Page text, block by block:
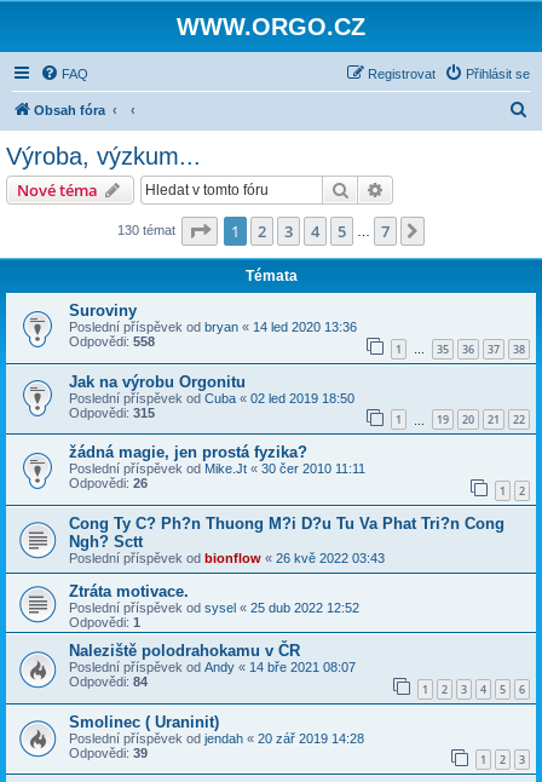
WWW.ORGO.CZ
FAQ Přihlásit se
Registrovat
Obsah fóra
Výroba, výzkum...
Nové téma Hledat
130 témat Stránka z
1 2 3 4 5 7
Témata
Suroviny
Poslední příspěvek od bryan « 14 led 2020 13:36
Odpovědi: 558 1 … 35 36 37 38
Jak na výrobu Orgonitu
Poslední příspěvek od Cuba « 02 led 2019 18:50
Odpovědi: 315 1 19 20 21 22
žádná magie, jen prostá fyzika?
Poslední příspěvek od Mike.Jt « 30 čer 2010 11:11
Odpovědi: 26 1 2
Cong Ty C? Ph?n Thuong M?i D?u Tu Va Phat Tri?n Cong
Ngh? Sctt
Poslední příspěvek od bionflow « 26 kvě 2022 03:43
Ztráta motivace.
Poslední příspěvek od sysel « 25 dub 2022 12:52
Odpovědi: 1
Naleziště polodrahokamu v ČR
Poslední příspěvek od Andy « 14 bře 2021 08:07
Odpovědi: 84 1 2 3 4 5 6
Smolinec ( Uraninit)
Poslední příspěvek od jendah « 20 zář 2019 14:28
Odpovědi: 39 1 2 3